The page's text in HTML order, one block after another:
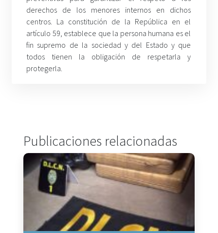
derechos de los menores internos en dichos
centros. La constitución de la República en el
artículo 59, establece que la persona humana es el
fin supremo de la sociedad y del Estado y que
todos tienen la obligación de respetarla y
protegerla.
Publicaciones relacionadas